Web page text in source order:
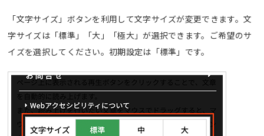
「文字サイズ」ボタンを利用して文字サイズが変更できます。文
字サイズは「標準」「大」「極大」が選択できます。ご希望のサ
イズを選択してください。初期設定は「標準」です。